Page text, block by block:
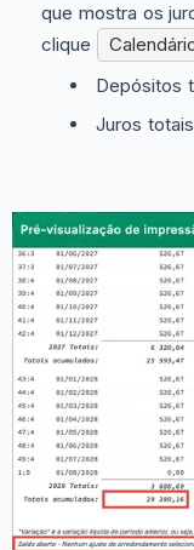
que mostra os
clique
Depósitos
Juros